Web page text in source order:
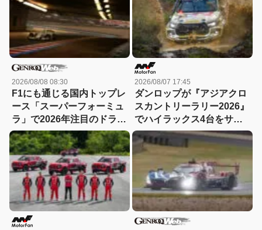
2026/08/08 08:30
F1にも通じる国内トップレ
ース「スーパーフォーミュ
ラ」で2026年注目のドライ
バーは？
2026/08/07 17:45
ダンロップが『アジアクロ
スカントリーラリー2026』
でハイラックス4台をサポ
ート！横浜ゴムのトライト
ンと真っ向勝負!?